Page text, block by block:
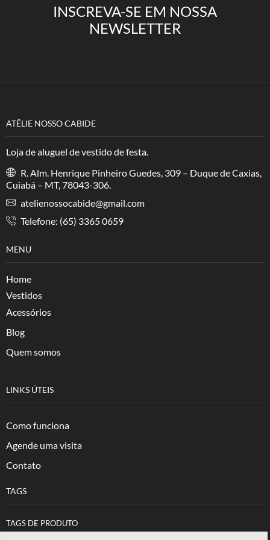
INSCREVA-SE EM NOSSA
NEWSLETTER
ATÊLIE NOSSO CABIDE
Loja de aluguel de vestido de festa.
R. Alm. Henrique Pinheiro Guedes, 309 – Duque de Caxias,
Cuiabá – MT, 78043-306.
atelienossocabide@gmail.com
Telefone: (65) 3365 0659
MENU
Home
Vestidos
Acessórios
Blog
Quem somos
LINKS ÚTEIS
Como funciona
Agende uma visita
Contato
TAGS
TAGS DE PRODUTO